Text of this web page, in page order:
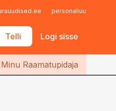
personaliuudised.ee
Telli Logi sisse
Iseteenindus
Minu Raamatupidaja